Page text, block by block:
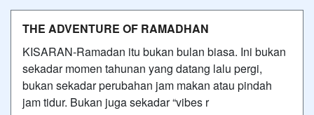
THE ADVENTURE OF RAMADHAN
KISARAN-Ramadan itu bukan bulan biasa. Ini bukan
sekadar momen tahunan yang datang lalu pergi,
bukan sekadar perubahan jam makan atau pindah
jam tidur. Bukan juga sekadar “vibes r